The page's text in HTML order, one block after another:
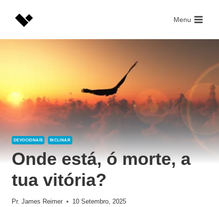
Menu
DEVOCIONAIS INCLINAR
Onde está, ó morte, a
tua vitória?
Pr. James Reimer 10 Setembro, 2025